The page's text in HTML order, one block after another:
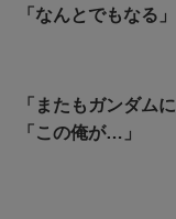
「なんとでもなる」
「またもガンダム
「この俺が…」